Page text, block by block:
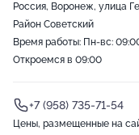
Россия, Воронеж, улица
Район Советский
Время работы: Пн-вс:
Откроемся в 09:00
+7 (958) 735-71-54
Цены, размещенные на